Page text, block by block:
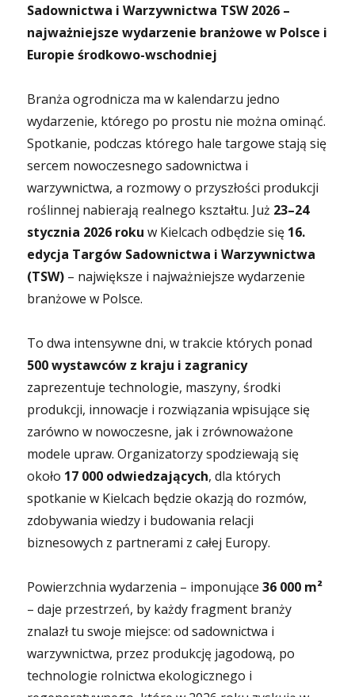
Sadownictwa i Warzywnictwa TSW 2026 –
najważniejsze wydarzenie branżowe w Polsce i
Europie środkowo-wschodniej
Branża ogrodnicza ma w kalendarzu jedno
wydarzenie, którego po prostu nie można ominąć.
Spotkanie, podczas którego hale targowe stają się
sercem nowoczesnego sadownictwa i
warzywnictwa, a rozmowy o przyszłości produkcji
roślinnej nabierają realnego kształtu. Już 23–24
stycznia 2026 roku w Kielcach odbędzie się 16.
edycja Targów Sadownictwa i Warzywnictwa
(TSW) – największe i najważniejsze wydarzenie
branżowe w Polsce.
To dwa intensywne dni, w trakcie których ponad
500 wystawców z kraju i zagranicy
zaprezentuje technologie, maszyny, środki
produkcji, innowacje i rozwiązania wpisujące się
zarówno w nowoczesne, jak i zrównoważone
modele upraw. Organizatorzy spodziewają się
około 17 000 odwiedzających, dla których
spotkanie w Kielcach będzie okazją do rozmów,
zdobywania wiedzy i budowania relacji
biznesowych z partnerami z całej Europy.
Powierzchnia wydarzenia – imponujące36 000 m²
– daje przestrzeń, by każdy fragment branży
znalazł tu swoje miejsce: od sadownictwa i
warzywnictwa, przez produkcję jagodową, po
technologie rolnictwa ekologicznego i